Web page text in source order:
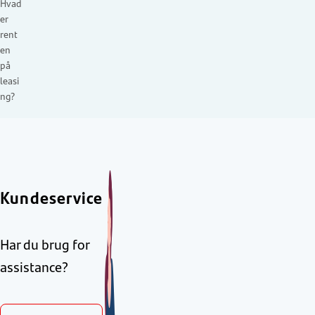
Hvad
er
rent
en
på
leasi
ng?
Kundeservice
Har du brug for
assistance?